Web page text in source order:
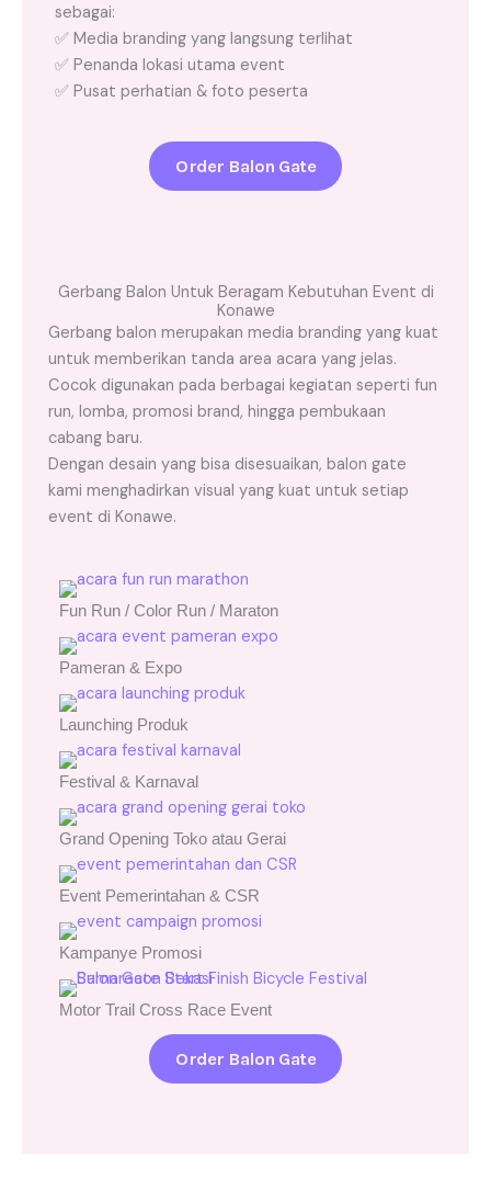
sebagai:
✅ Media branding yang langsung terlihat
✅ Penanda lokasi utama event
✅ Pusat perhatian & foto peserta
Order Balon Gate
Gerbang Balon Untuk Beragam Kebutuhan Event di
Konawe
Gerbang balon merupakan media branding yang kuat
untuk memberikan tanda area acara yang jelas.
Cocok digunakan pada berbagai kegiatan seperti fun
run, lomba, promosi brand, hingga pembukaan
cabang baru.
Dengan desain yang bisa disesuaikan, balon gate
kami menghadirkan visual yang kuat untuk setiap
event di Konawe.
Fun Run / Color Run / Maraton
Pameran & Expo
Launching Produk
Festival & Karnaval
Grand Opening Toko atau Gerai
Event Pemerintahan & CSR
Kampanye Promosi
Motor Trail Cross Race Event
Order Balon Gate